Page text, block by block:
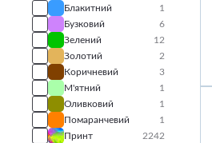
Блакитний
1
Бузковий
6
Зелений
12
Золотий
2
Коричневий
3
М'ятний
1
Оливковий
1
Помаранчевий
1
Принт
2242